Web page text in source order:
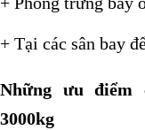
+ Tại các sân bay
Những ưu điểm
3000kg